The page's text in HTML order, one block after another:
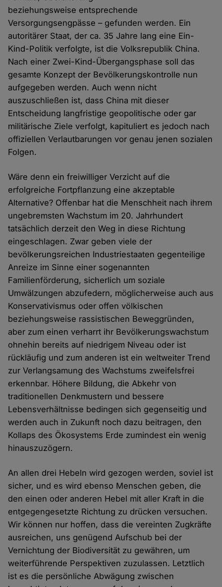
beziehungsweise entsprechende
Versorgungsengpässe – gefunden werden. Ein
autoritärer Staat, der ca. 35 Jahre lang eine Ein-
Kind-Politik verfolgte, ist die Volksrepublik China.
Nach einer Zwei-Kind-Übergangsphase soll das
gesamte Konzept der Bevölkerungskontrolle nun
aufgegeben werden. Auch wenn nicht
auszuschließen ist, dass China mit dieser
Entscheidung langfristige geopolitische oder gar
militärische Ziele verfolgt, kapituliert es jedoch nach
offiziellen Verlautbarungen vor genau jenen sozialen
Folgen.
Wäre denn ein freiwilliger Verzicht auf die
erfolgreiche Fortpflanzung eine akzeptable
Alternative? Offenbar hat die Menschheit nach ihrem
ungebremsten Wachstum im 20. Jahrhundert
tatsächlich derzeit den Weg in diese Richtung
eingeschlagen. Zwar geben viele der
bevölkerungsreichen Industriestaaten gegenteilige
Anreize im Sinne einer sogenannten
Familienförderung, sicherlich um soziale
Umwälzungen abzufedern, möglicherweise auch aus
Konservativismus oder offen völkischen
beziehungsweise rassistischen Beweggründen,
aber zum einen verharrt ihr Bevölkerungswachstum
ohnehin bereits auf niedrigem Niveau oder ist
rückläufig und zum anderen ist ein weltweiter Trend
zur Verlangsamung des Wachstums zweifelsfrei
erkennbar. Höhere Bildung, die Abkehr von
traditionellen Denkmustern und bessere
Lebensverhältnisse bedingen sich gegenseitig und
werden auch in Zukunft noch dazu beitragen, den
Kollaps des Ökosystems Erde zumindest ein wenig
hinauszuzögern.
An allen drei Hebeln wird gezogen werden, soviel ist
sicher, und es wird ebenso Menschen geben, die
den einen oder anderen Hebel mit aller Kraft in die
entgegengesetzte Richtung zu drücken versuchen.
Wir können nur hoffen, dass die vereinten Zugkräfte
ausreichen, uns genügend Aufschub bei der
Vernichtung der Biodiversität zu gewähren, um
weiterführende Perspektiven zuzulassen. Letztlich
ist es die persönliche Abwägung zwischen